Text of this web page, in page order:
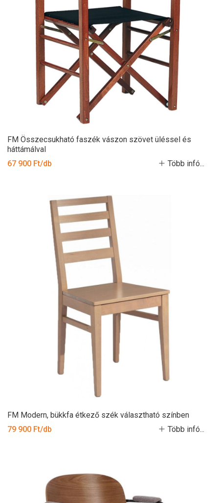
FM Összecsukható faszék vászon szövet üléssel és
háttámálval
67 900 Ft/db
Több infó...
FM Modern, bükkfa étkező szék választható színben
79 900 Ft/db
Több infó...